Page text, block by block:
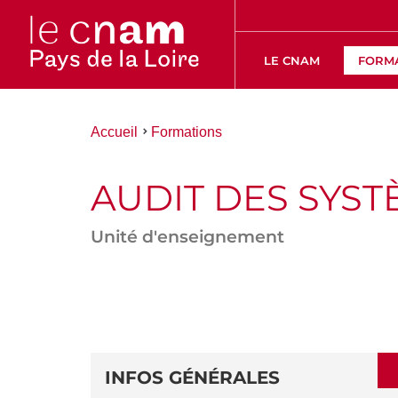
LE CNAM
Vous
Accueil Formations
AUDIT DES
Unité d'enseignement
DE
DÉTAILS
INFOS GÉNÉRALES